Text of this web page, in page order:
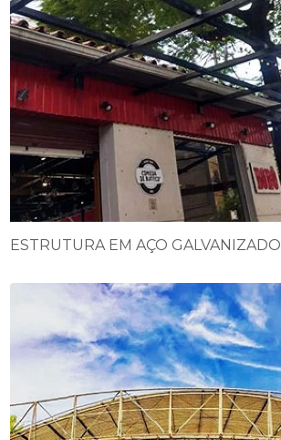
ESTRUTURA EM AÇO GALVANIZADO